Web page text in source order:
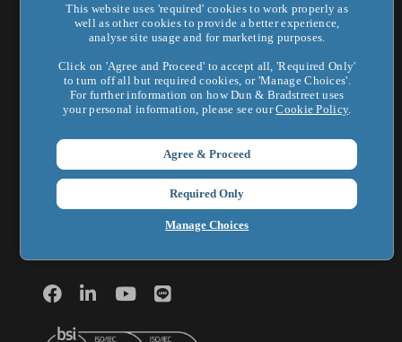
This website uses 'required' cookies to work properly as
well as other cookies to provide a better experience,
analyse site usage and for marketing purposes.
Click on 'Agree and Proceed' to accept all, 'Required Only'
to turn off all but required cookies, or 'Manage Choices'.
For further information on how Dun & Bradstreet uses
your personal information, please see ourCookie Policy.
Manage Choices
Agree & Proceed
Required Only
關於鄧白氏
鄧白氏全球集團
企業新聞
最新活動
聯絡我們